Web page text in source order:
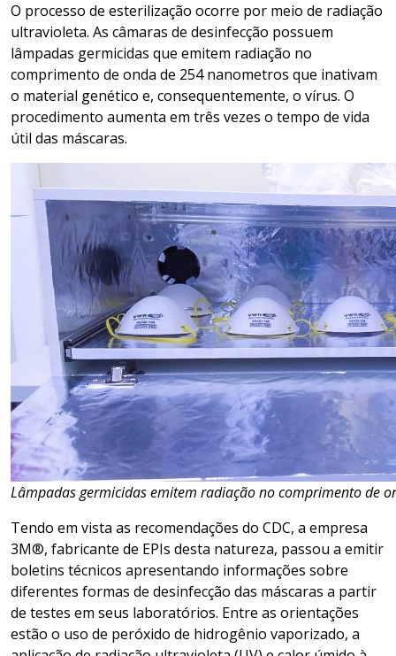
O processo de esterilização ocorre por meio de radiação
ultravioleta. As câmaras de desinfecção possuem
lâmpadas germicidas que emitem radiação no
comprimento de onda de 254 nanometros que inativam
o material genético e, consequentemente, o vírus. O
procedimento aumenta em três vezes o tempo de vida
útil das máscaras.
Lâmpadas germicidas emitem radiação no comprimento de
Tendo em vista as recomendações do CDC, a empresa
3M®, fabricante de EPIs desta natureza, passou a emitir
boletins técnicos apresentando informações sobre
diferentes formas de desinfecção das máscaras a partir
de testes em seus laboratórios. Entre as orientações
estão o uso de peróxido de hidrogênio vaporizado, a